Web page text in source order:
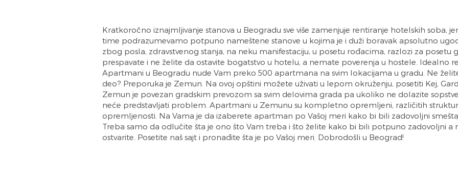
Kratkoročno iznajmljivanje stanova u Beogradu sve više zamenjuje rentiranje hotelskih soba,
time podrazumevamo potpuno nameštene stanove u kojima je i duži boravak apsolutno
zbog posla, zdravstvenog stanja, na neku manifestaciju, u posetu rođacima, razlozi za posetu
prespavate i ne želite da ostavite bogatstvo u hotelu, a nemate poverenja u hostele. Idealno
Apartmani u Beogradu nude Vam preko 500 apartmana na svim lokacijama u gradu. Ne
deo? Preporuka je Zemun. Na ovoj opštini možete uživati u lepom okruženju, posetiti Kej,
Zemun je povezan gradskim prevozom sa svim delovima grada pa ukoliko ne dolazite
neće predstavljati problem. Apartmani u Zemunu su kompletno opremljeni, različitih
opremljenosti. Na Vama je da izaberete apartman po Vašoj meri kako bi bili zadovoljni
Treba samo da odlučite šta je ono što Vam treba i što želite kako bi bili potpuno zadovoljni
ostvarite. Posetite naš sajt i pronađite šta je po Vašoj meri. Dobrodošli u Beograd!